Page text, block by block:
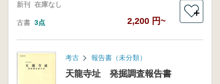
新刊 在庫なし
古書 3点 2,200 円~
＋
考古 報告書（未分類）
天龍寺址 発掘調査報告書